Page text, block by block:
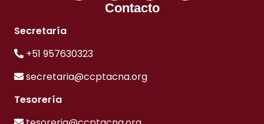
Contacto
Secretaría
+51 957630323
secretaria@ccptacna.org
Tesorería